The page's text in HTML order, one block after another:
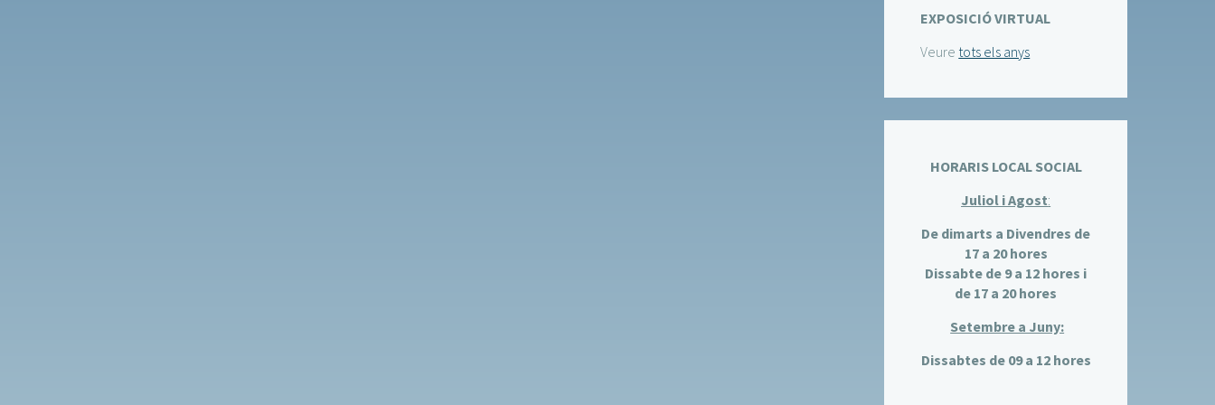
EXPOSICIÓ VIRTUAL
Veure tots els anys
HORARIS LOCAL SOCIAL
Juliol i Agost:
De dimarts a Divendres de
17 a 20 hores
Dissabte de 9 a 12 hores i
de 17 a 20 hores
Setembre a Juny:
Dissabtes de 09 a 12 hores